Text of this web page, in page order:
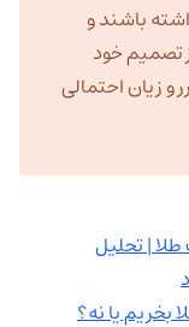
باشند و
تصمیم خود
زیان احتمالی
طلا | تحلیل